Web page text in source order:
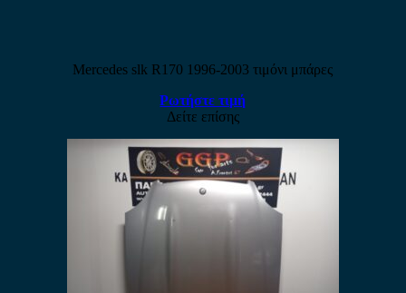
Mercedes slk R170 1996-2003 τιμόνι μπάρες
Ρωτήστε τιμή
Δείτε επίσης